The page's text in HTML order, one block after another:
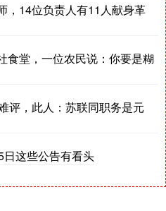
，14位负责人有11人献身革
食堂，一位农民说：你要是糊
评，此人：苏联同职务是元
这些公告有看头